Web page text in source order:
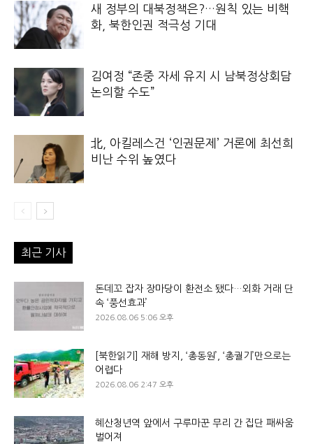
새 정부의 대북정책은?…원칙 있는 비핵
화, 북한인권 적극성 기대
김여정 “존중 자세 유지 시 남북정상회담
논의할 수도”
北, 아킬레스건 ‘인권문제’ 거론에 최선희
비난 수위 높였다
최근 기사
돈데꼬 잡자 장마당이 환전소 됐다…외화 거래 단
속 ‘풍선효과’
2026.08.06 5:06 오후
[북한읽기] 재해 방지, ‘총동원’, ‘총궐기’만으로는
어렵다
2026.08.06 2:47 오후
혜산청년역 앞에서 구루마꾼 무리 간 집단 패싸움
벌어져